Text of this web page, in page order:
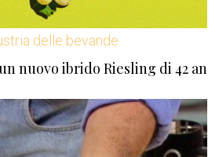
delle bevande
nuovo ibrido Riesling di 42 an